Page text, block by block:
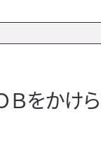
Ｂをかけ